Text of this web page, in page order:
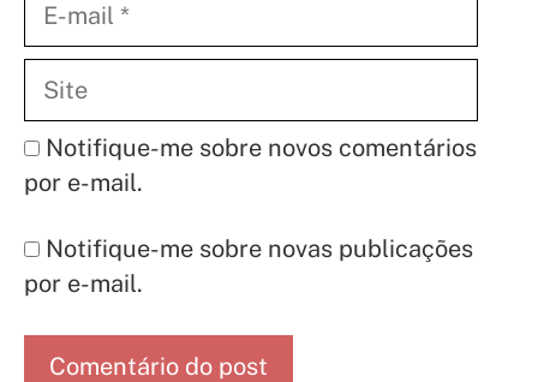
mail
Notifique-me sobre novos comentários
por e-mail.
Notifique-me sobre novas publicações
por e-mail.